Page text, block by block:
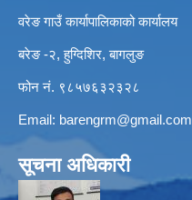
वरेङ गाउँ कार्यापालिकाको कार्यालय
बरेङ -२, हुग्दिशिर, बागलुङ
फोन नं. ९८५७६३२३२८
Email: barengrm@gmail.com
सूचना अधिकारी